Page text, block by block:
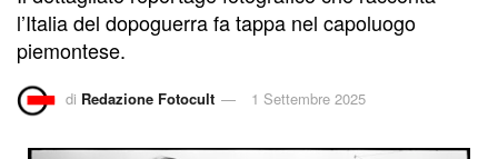
l’Italia del dopoguerra fa tappa nel capoluogo
piemontese.
di Redazione Fotocult 1 Settembre 2025